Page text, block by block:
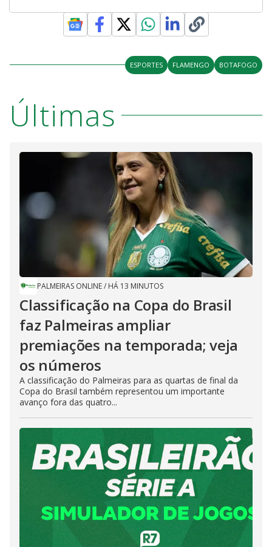
ESPORTES FLAMENGO BOTAFOGO
Últimas
PALMEIRAS ONLINE/ HÁ 13 MINUTOS
Classificação na Copa do Brasil
faz Palmeiras ampliar
premiações na temporada; veja
os números
A classificação do Palmeiras para as quartas de final da
Copa do Brasil também representou um importante
avanço fora das quatro...